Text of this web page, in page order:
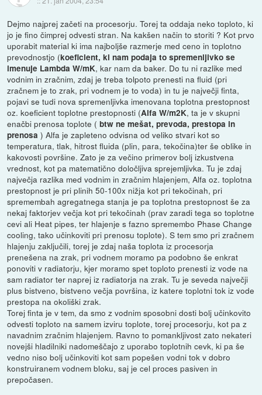
Dejmo najprej začeti na procesorju. Torej ta oddaja neko toploto, ki
jo je fino čimprej odvesti stran. Na kakšen način to storiti ? Kot prvo
uporabit material ki ima najboljše razmerje med ceno in toplotno
prevodnostjo (koeficient, ki nam podaja to spremenljivko se
imenuje Lambda W/mK, kar nam da baker. Do tu ni razlike med
vodnim in zračnim, zdaj je treba tolpoto prenesti na fluid (pri
zračnem je to zrak, pri vodnem je to voda) in tu je največji finta,
pojavi se tudi nova spremenljivka imenovana toplotna prestopnost
oz. koeficient toplotne prestopnosti (Alfa W/m2K, ta je v skupni
enačbi prenosa toplote ( btw ne mešat, prevoda, prestopa in
prenosa) Alfa je zapleteno odvisna od veliko stvari kot so
temperatura, tlak, hitrost fluida (plin, para, tekočina)ter še oblike in
kakovosti površine. Zato je za večino primerov bolj izkustvena
vrednost, kot pa matematično določljiva sprejemljivka. Tu je zdaj
največja razlika med vodnim in zračnim hlajenjem, Alfa oz. toplotna
prestopnost je pri plinih 50-100x nižja kot pri tekočinah, pri
spremembah agregatnega stanja je pa toplotna prestopnost še za
nekaj faktorjev večja kot pri tekočinah (prav zaradi tega so toplotne
cevi ali Heat pipes, ter hlajenje s fazno spremembo Phase Change
cooling, tako učinkoviti pri prenosu toplote). S tem smo pri zračnem
hlajenju zaključili, torej je zdaj naša toplota iz procesorja
prenešena na zrak, pri vodnem moramo pa podobno še enkrat
ponoviti v radiatorju, kjer moramo spet toploto prenesti iz vode na
sam radiator ter naprej iz radiatorja na zrak. Tu je seveda največji
plus bistveno, bistveno večja površina, iz katere toplotni tok iz vode
prestopa na okoliški zrak.
Torej finta je v tem, da smo z vodnim sposobni dosti bolj učinkovito
odvesti toploto na samem izviru toplote, torej procesorju, kot pa z
navadnim zračnim hlajenjem. Ravno to pomankljivost zato nekateri
novejši hladilniki nadomeščajo z uporabo toplotnih cevk, ki pa še
vedno niso bolj učinkoviti kot sam popešen vodni tok v dobro
konstruiranem vodnem bloku, saj je cel proces pasiven in
prepočasen.